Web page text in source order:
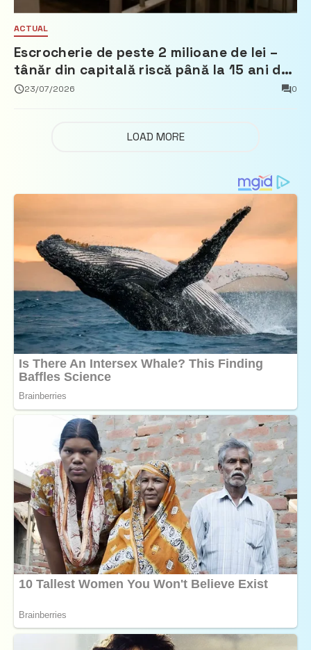
ACTUAL
Escrocherie de peste 2 milioane de lei –
tânăr din capitală riscă până la 15 ani de
închisoare
23/07/2026 0
LOAD MORE